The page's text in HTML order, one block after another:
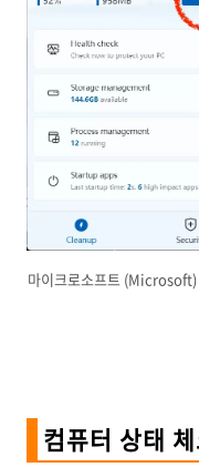
마이크로소프트 (Microsoft)
컴퓨터 상태